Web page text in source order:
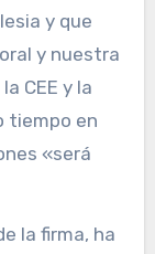
y que
y nuestra
CEE y la
tiempo en
«será
la firma, ha